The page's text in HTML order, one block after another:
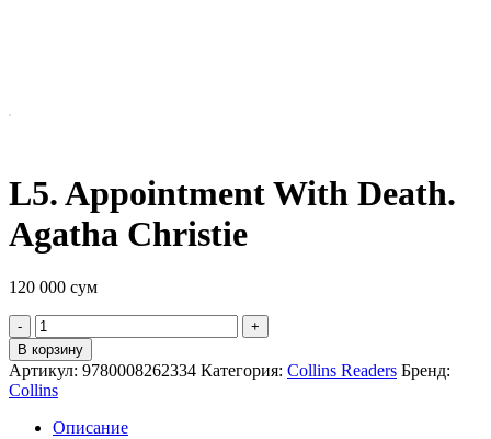
L5. Appointment With Death.
Agatha Christie
120 000 сум
Quantity
В корзину
Артикул: 9780008262334 Категория: Collins Readers Бренд:
Collins
Описание